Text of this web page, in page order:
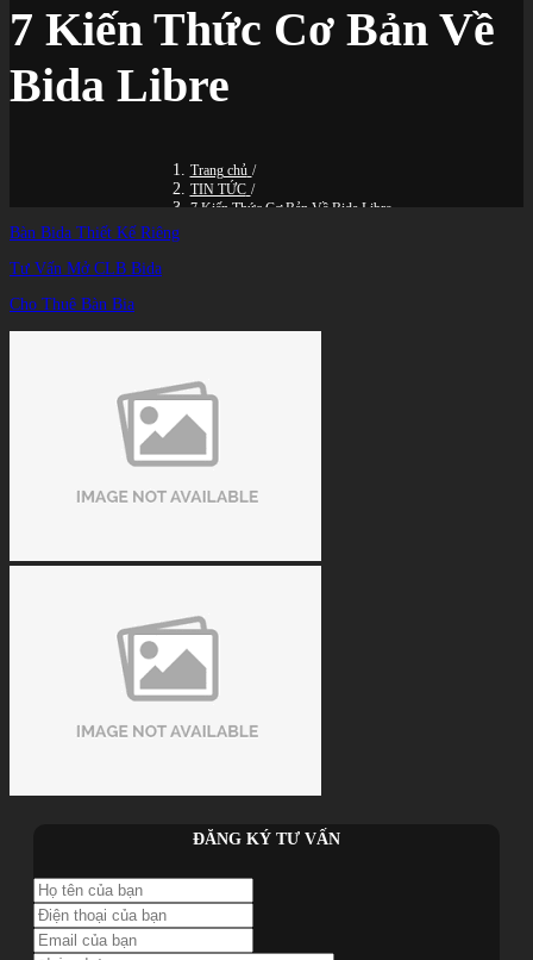
7 Kiến Thức Cơ Bản Về
Bida Libre
Trang chủ /
TIN TỨC /
7 Kiến Thức Cơ Bản Về Bida Libre
Bàn Bida Thiết Kế Riêng
Tư Vấn Mở CLB Bida
Cho Thuê Bàn Bia
ĐĂNG KÝ TƯ VẤN